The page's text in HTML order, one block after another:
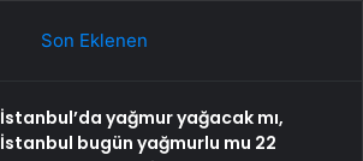
Son Eklenen
İstanbul’da yağmur yağacak mı,
İstanbul bugün yağmurlu mu 22